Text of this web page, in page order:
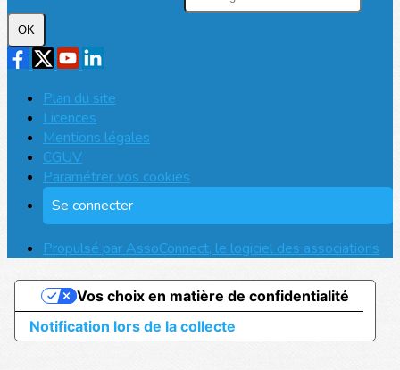
OK
Plan du site
Licences
Mentions légales
CGUV
Paramétrer vos cookies
Se connecter
Propulsé par AssoConnect, le logiciel des associations
Notification lors de la collecte
Vos choix en matière de confidentialité